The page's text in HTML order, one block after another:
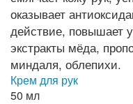
Крем для рук
50 мл